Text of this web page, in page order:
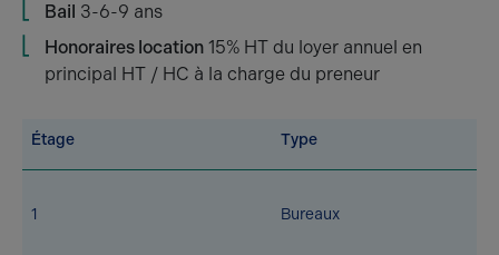
Bail 3-6-9 ans
Honoraires location 15% HT du loyer annuel en
principal HT / HC à la charge du preneur
Étage Type
1 Bureaux